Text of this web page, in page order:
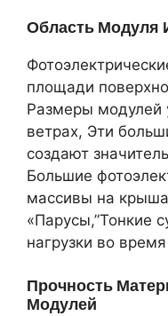
Область Модуля
площади
Размеры модулей
ветрах, Эти
создают
Большие
массивы на
«Парусы,”Тонкие
нагрузки во
Прочность
Модулей